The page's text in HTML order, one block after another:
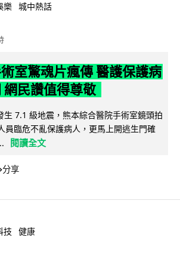
樂 城中熱話
室驚魂片瘋傳 醫護保護病
網民讚值得尊敬
生 7.1 級地震，熊本綜合醫院手術室鏡頭拍
員臨危不亂保護病人，更馬上開逃生門確
閱讀全文
分享
技 健康